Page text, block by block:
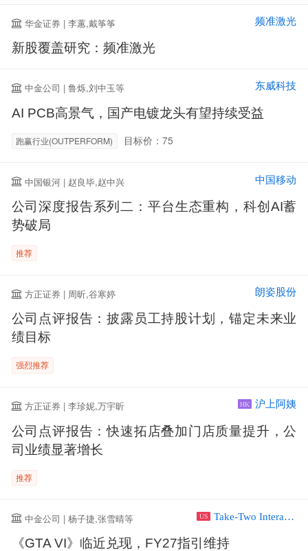
华金证券 | 李蕙,戴筝筝 频准激光
新股覆盖研究：频准激光
中金公司 | 鲁烁,刘中玉等 东威科技
AI PCB高景气，国产电镀龙头有望持续受益
跑赢行业(OUTPERFORM) 目标价：75
中国银河 | 赵良毕,赵中兴 中国移动
公司深度报告系列二：平台生态重构，科创AI蓄
势破局
推荐
方正证券 | 周昕,谷寒婷 朗姿股份
公司点评报告：披露员工持股计划，锚定未来业
绩目标
强烈推荐
方正证券 | 李珍妮,万宇昕 HK 沪上阿姨
公司点评报告：快速拓店叠加门店质量提升，公
司业绩显著增长
推荐
中金公司 | 杨子捷,张雪晴等 US Take-Two Interactive Software Inc
《GTA VI》临近兑现，FY27指引维持